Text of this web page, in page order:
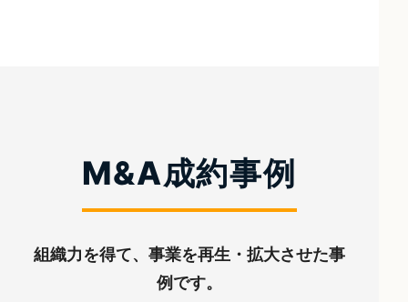
M&A成約事例
組織力を得て、事業を再生・拡大させた事
例です。